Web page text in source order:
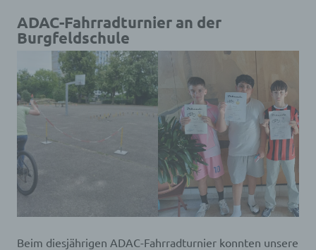
ADAC-Fahrradturnier an der
Burgfeldschule
Beim diesjährigen ADAC-Fahrradturnier konnten unsere